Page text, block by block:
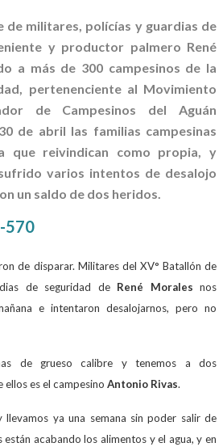
militares, polícías y guardias de
y productor palmero René
a más de 300 campesinos de la
pertenenciente al Movimiento
de Campesinos del Aguán
de abril las familias campesinas
que reivindican como propia, y
varios intentos de desalojo
un saldo de dos heridos.
de disparar. Militares del XV° Batallón de
de seguridad de René Morales nos
e intentaron desalojarnos, pero no
de grueso calibre y tenemos a dos
es el campesino Antonio Rivas.
llevamos ya una semana sin poder salir de
acabando los alimentos y el agua, y en